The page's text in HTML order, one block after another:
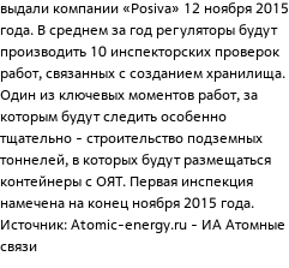
выдали компании «Posiva» 12 ноября 2015
года. В среднем за год регуляторы будут
производить 10 инспекторских проверок
работ, связанных с созданием хранилища.
Один из ключевых моментов работ, за
которым будут следить особенно
тщательно - строительство подземных
тоннелей, в которых будут размещаться
контейнеры с ОЯТ. Первая инспекция
намечена на конец ноября 2015 года.
Источник: Atomic-energy.ru - ИА Атомные
связи